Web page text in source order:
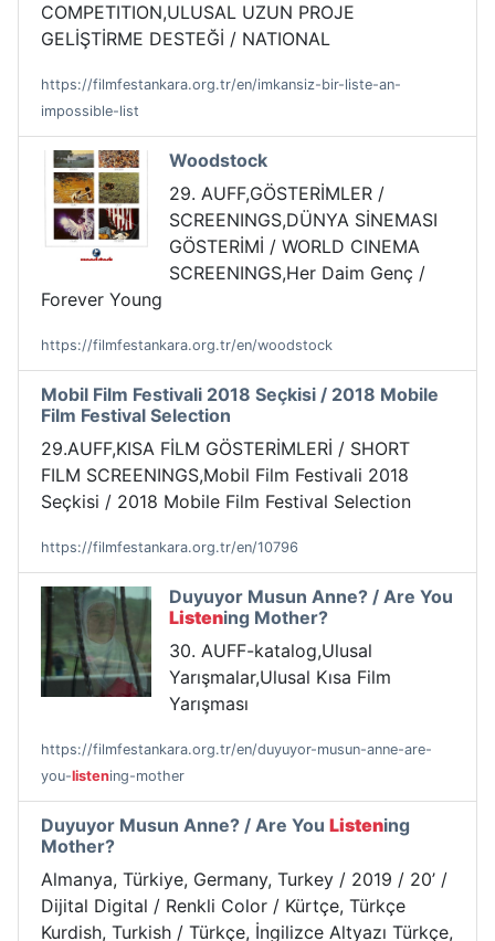
COMPETITION,ULUSAL UZUN PROJE
GELİŞTİRME DESTEĞİ / NATIONAL
https://filmfestankara.org.tr/en/imkansiz-bir-liste-an-
impossible-list
Woodstock
29. AUFF,GÖSTERİMLER /
SCREENINGS,DÜNYA SİNEMASI
GÖSTERİMİ / WORLD CINEMA
SCREENINGS,Her Daim Genç /
Forever Young
https://filmfestankara.org.tr/en/woodstock
Mobil Film Festivali 2018 Seçkisi / 2018 Mobile
Film Festival Selection
29.AUFF,KISA FİLM GÖSTERİMLERİ / SHORT
FILM SCREENINGS,Mobil Film Festivali 2018
Seçkisi / 2018 Mobile Film Festival Selection
https://filmfestankara.org.tr/en/10796
Duyuyor Musun Anne? / Are You
Listening Mother?
30. AUFF-katalog,Ulusal
Yarışmalar,Ulusal Kısa Film
Yarışması
https://filmfestankara.org.tr/en/duyuyor-musun-anne-are-
you-listening-mother
Duyuyor Musun Anne? / Are You Listening
Mother?
Almanya, Türkiye, Germany, Turkey / 2019 / 20’ /
Dijital Digital / Renkli Color / Kürtçe, Türkçe
Kurdish, Turkish / Türkçe, İngilizce Altyazı Türkçe,